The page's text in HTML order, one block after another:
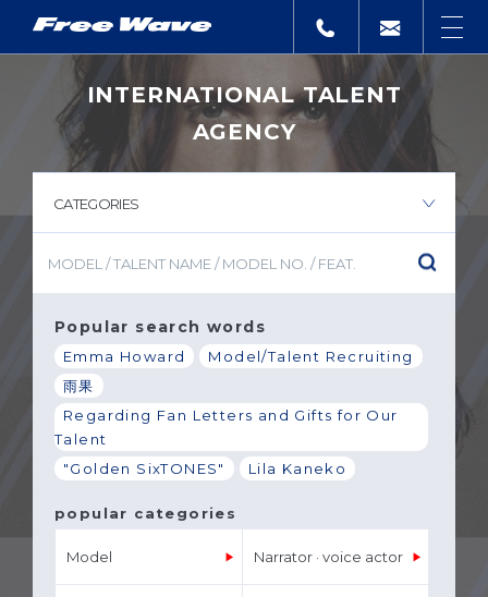
INTERNATIONAL TALENT
AGENCY
CATEGORIES
Popular search words
Emma Howard
Model/Talent Recruiting
雨果
Regarding Fan Letters and Gifts for Our
Talent
"Golden SixTONES"
Lila Kaneko
popular categories
Model Narrator · voice actor